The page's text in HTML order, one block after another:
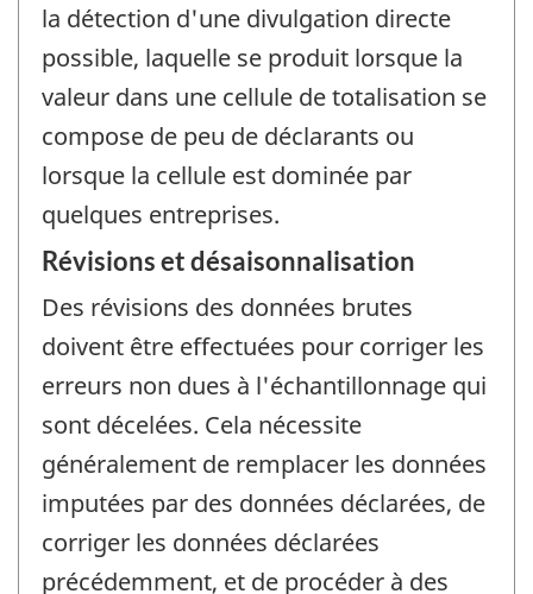
la détection d'une divulgation directe
possible, laquelle se produit lorsque la
valeur dans une cellule de totalisation se
compose de peu de déclarants ou
lorsque la cellule est dominée par
quelques entreprises.
Révisions et désaisonnalisation
Des révisions des données brutes
doivent être effectuées pour corriger les
erreurs non dues à l'échantillonnage qui
sont décelées. Cela nécessite
généralement de remplacer les données
imputées par des données déclarées, de
corriger les données déclarées
précédemment, et de procéder à des